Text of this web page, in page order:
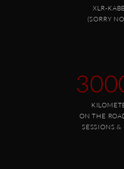
XLR-
(SORRY
ON THE
SESSIONS &